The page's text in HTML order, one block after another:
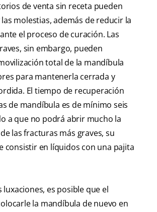
de venta sin receta pueden
molestias, además de reducir la
el proceso de curación. Las
sin embargo, pueden
total de la mandíbula
para mantenerla cerrada y
El tiempo de recuperación
de mandíbula es de mínimo seis
a que no podrá abrir mucho la
las fracturas más graves, su
consistir en líquidos con una pajita
luxaciones, es posible que el
la mandíbula de nuevo en